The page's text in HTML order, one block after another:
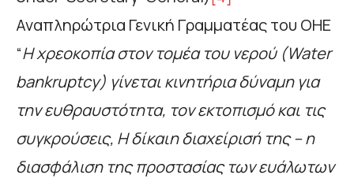
Αναπληρώτρια Γενική Γραμματέας του ΟΗΕ
“Η χρεοκοπία στον τομέα του νερού (Water
bankruptcy) γίνεται κινητήρια δύναμη για
την ευθραυστότητα, τον εκτοπισμό και τις
συγκρούσεις, Η δίκαιη διαχείρισή της – η
διασφάλιση της προστασίας των ευάλωτων